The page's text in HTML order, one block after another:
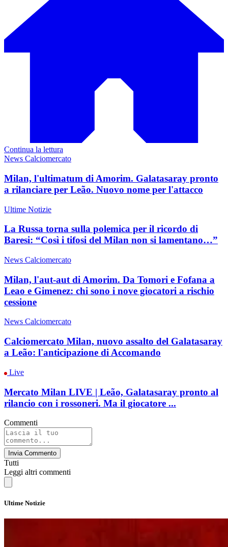
Continua la lettura
News Calciomercato
Milan, l'ultimatum di Amorim. Galatasaray pronto
a rilanciare per Leão. Nuovo nome per l'attacco
Ultime Notizie
La Russa torna sulla polemica per il ricordo di
Baresi: “Così i tifosi del Milan non si lamentano…”
News Calciomercato
Milan, l'aut-aut di Amorim. Da Tomori e Fofana a
Leao e Gimenez: chi sono i nove giocatori a rischio
cessione
News Calciomercato
Calciomercato Milan, nuovo assalto del Galatasaray
a Leão: l'anticipazione di Accomando
Live
Mercato Milan LIVE | Leão, Galatasaray pronto al
rilancio con i rossoneri. Ma il giocatore ...
Commenti
Invia Commento
Tutti
Leggi altri commenti
Ultime Notizie